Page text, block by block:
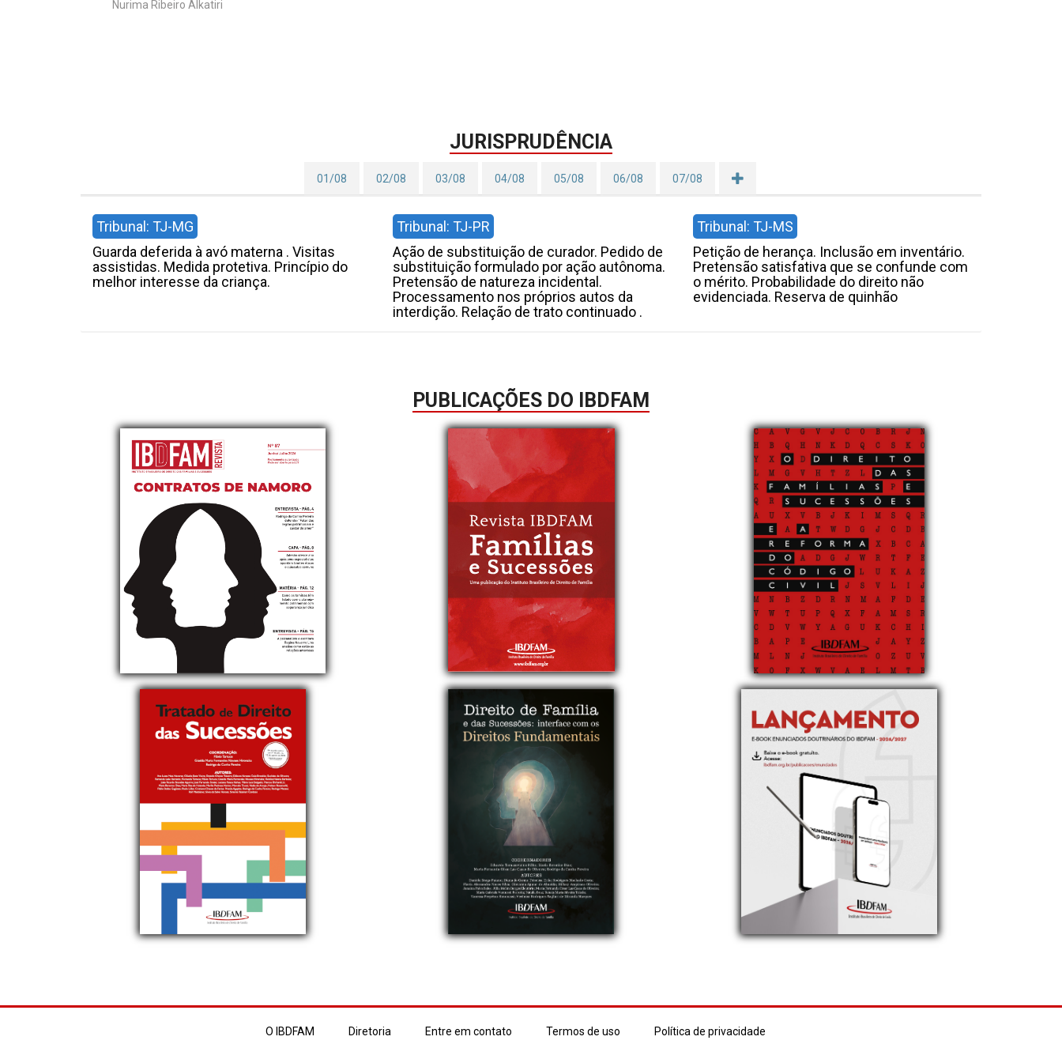
Nurima Ribeiro Alkatiri
JURISPRUDÊNCIA
01/08 02/08 03/08 04/08 05/08 06/08 07/08
Tribunal: TJ-MG
Guarda deferida à avó materna . Visitas
assistidas. Medida protetiva. Princípio do
melhor interesse da criança.
Tribunal: TJ-PR
Ação de substituição de curador. Pedido de
substituição formulado por ação autônoma.
Pretensão de natureza incidental.
Processamento nos próprios autos da
interdição. Relação de trato continuado .
Tribunal: TJ-MS
Petição de herança. Inclusão em inventário.
Pretensão satisfativa que se confunde com
o mérito. Probabilidade do direito não
evidenciada. Reserva de quinhão
PUBLICAÇÕES DO IBDFAM
O IBDFAM Diretoria Entre em contato Termos de uso Política de privacidade